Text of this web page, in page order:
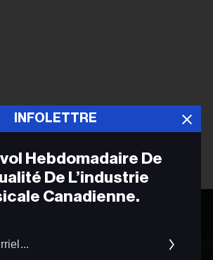
INFOLETTRE
Hebdomadaire De
De L’industrie
Canadienne.